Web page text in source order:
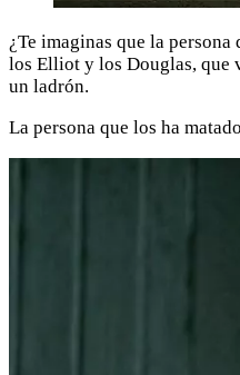
¿Te imaginas que la
los Elliot y los Douglas, que
un ladrón.
La persona que los ha